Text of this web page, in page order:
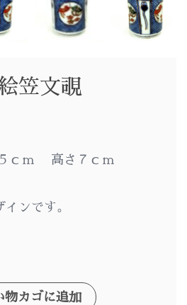
笠文覗
ｃｍ 高さ７ｃｍ
ンです。
物カゴに追加